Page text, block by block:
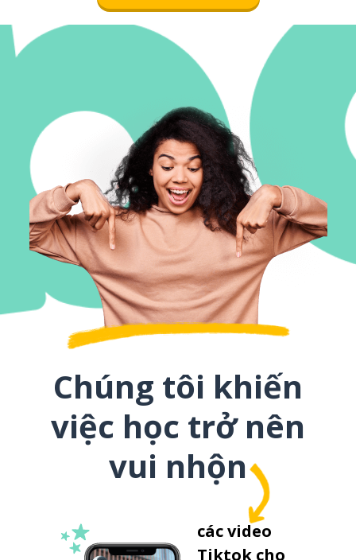
Chúng tôi khiến
việc học trở nên
vui nhộn
các video
Tiktok cho